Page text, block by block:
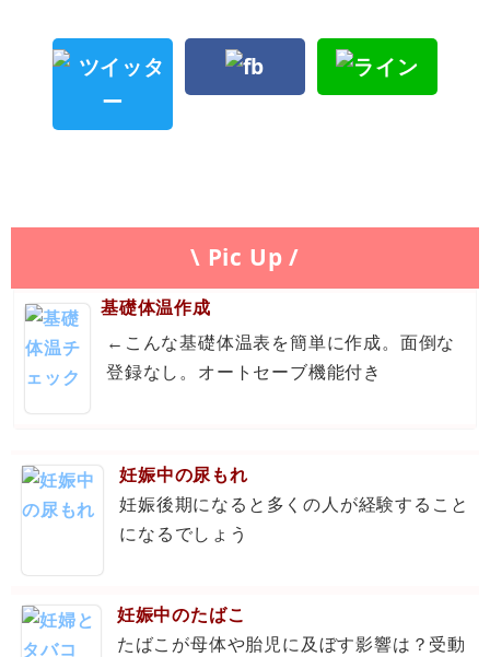
\ Pic Up /
基礎体温作成
←こんな基礎体温表を簡単に作成。面倒な
登録なし。オートセーブ機能付き
妊娠中の尿もれ
妊娠後期になると多くの人が経験すること
になるでしょう
妊娠中のたばこ
たばこが母体や胎児に及ぼす影響は？受動